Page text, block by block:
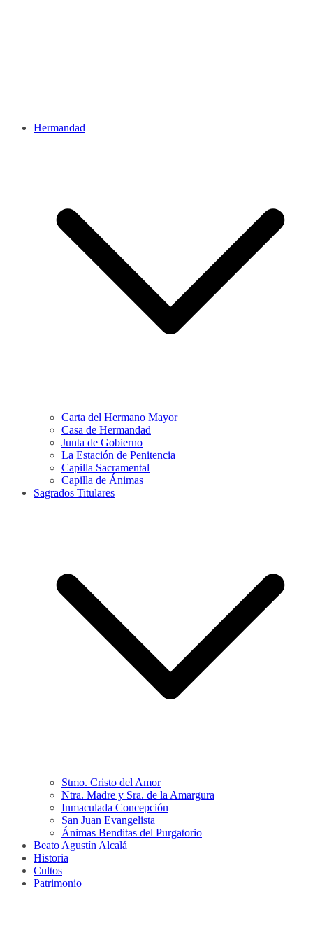
Hermandad
Carta del Hermano Mayor
Casa de Hermandad
Junta de Gobierno
La Estación de Penitencia
Capilla Sacramental
Capilla de Ánimas
Sagrados Titulares
Stmo. Cristo del Amor
Ntra. Madre y Sra. de la Amargura
Inmaculada Concepción
San Juan Evangelista
Ánimas Benditas del Purgatorio
Beato Agustín Alcalá
Historia
Cultos
Patrimonio